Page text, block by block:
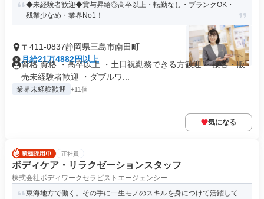
◆未経験者歓迎◆賞与昇給◎高卒以上・転勤なし・ブランクOK・
残業少なめ・業界No1！
〒411-0837静岡県三島市南田町
月給21万4882円以上
資格 資格 ・高卒以上 ・土日祝勤務できる方歓迎 ・接客・販
売未経験者歓迎 ・ダブルワ...
業界未経験歓迎 +11個
気になる
正社員
ボディケア・リラクゼーションスタッフ
株式会社ボディワークセラピストエージェンシー
東海地方で働く。その手に一生モノのスキルを身につけて活躍して